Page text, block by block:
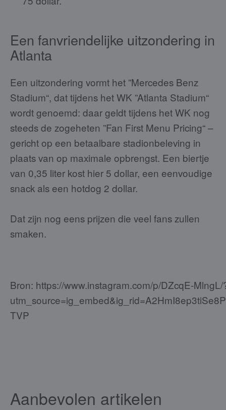
Een fanvriendelijke uitzondering in
Atlanta
Een uitzondering vormt het ”Mercedes Benz
Stadium“, dat tijdens het WK ”Atlanta Stadium“
wordt genoemd: daar geldt tijdens het WK nog
steeds de zogeheten ”Fan First Menu Pricing“ –
gericht op een betaalbare stadionbeleving in
plaats van op maximale opbrengst. Een biertje
van 0,35 liter kost hier 5 dollar, een eenvoudige
snack als een hotdog 2 dollar.
Dat zijn nog eens prijzen die veel fans zullen
smaken.
Bron: https://www.instagram.com/p/DZcqE-MlngL/
TVP
Aanbevolen artikelen